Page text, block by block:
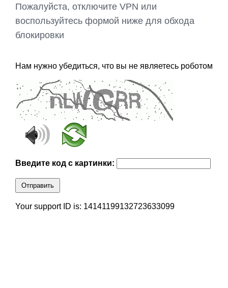
Пожалуйста, отключите VPN или
воспользуйтесь формой ниже для обхода
блокировки
Нам нужно убедиться, что вы не являетесь роботом
Введите код с картинки:
Отправить
Your support ID is: 14141199132723633099